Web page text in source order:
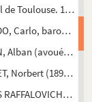
Toulouse. 1829-
Carlo, baron de
Alban (avoué à
Norbert (1897-
RAFFALOVICH,